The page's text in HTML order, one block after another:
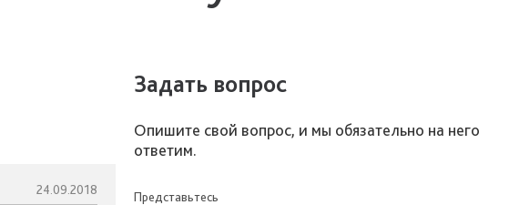
24.09.2018
Задать вопрос
Опишите свой вопрос, и мы обязательно на него
ответим.
Представьтесь